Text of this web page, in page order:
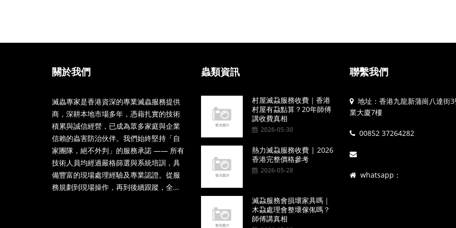
關於我們
滅蟲專家是香港資深的專業滅蟲服務提供
商，深耕本地市場多年，憑藉扎實的技術
積累與誠信經營，已成為眾多家庭與企業
信賴的蟲害防治伙伴。我們始終堅持「自
家團隊，絕不外判」的服務承諾 —— 所有
技術人員均經過嚴格篩選與系統培訓，具
備豐富的現場處理經驗及專業認證。從服
務規劃到現場操作，再到後續跟蹤，全...
蟲類資訊
村屋滅蝨服務收費｜香港
村屋有蝨點算？20年師傅
講收費真相
2026-05-30
熱力滅蝨服務收費 | 2026
香港完整價格參考
2026-05-28
滅蝨服務會損壞家具嗎｜
木蝨處理會整壞傢俬嗎？
師傅講真相
聯繫我們
地址：香港九龍新蒲崗八達街
業大廈7樓
00852 37264282
whatsapp：